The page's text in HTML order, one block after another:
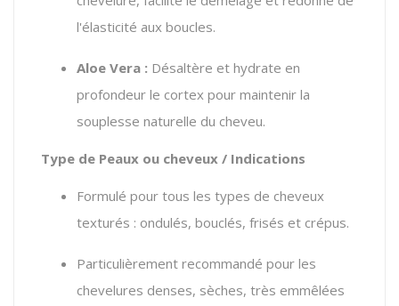
l'élasticité aux boucles.
Aloe Vera : Désaltère et hydrate en
profondeur le cortex pour maintenir la
souplesse naturelle du cheveu.
Type de Peaux ou cheveux / Indications
Formulé pour tous les types de cheveux
texturés : ondulés, bouclés, frisés et crépus.
Particulièrement recommandé pour les
chevelures denses, sèches, très emmêlées